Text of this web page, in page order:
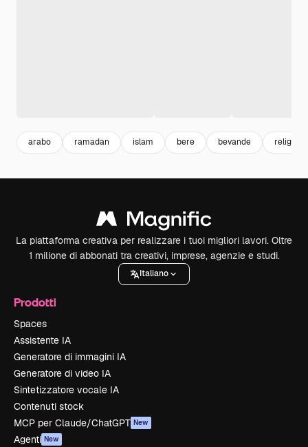
arabo ramadan islam bere bevande religione
La piattaforma creativa per realizzare i tuoi migliori lavori. Oltre
1 milione di abbonati tra creativi, imprese, agenzie e studi.
Italiano
Prodotti
Spaces
Assistente IA
Generatore di immagini IA
Generatore di video IA
Sintetizzatore vocale IA
Contenuti stock
MCP per Claude/ChatGPT New
Agenti New